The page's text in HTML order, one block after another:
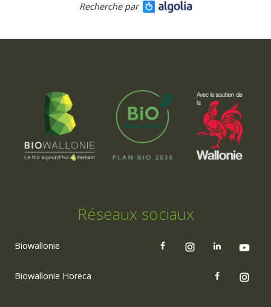
Recherche par
Réseaux sociaux
Biowallonie
Biowallonie Horeca